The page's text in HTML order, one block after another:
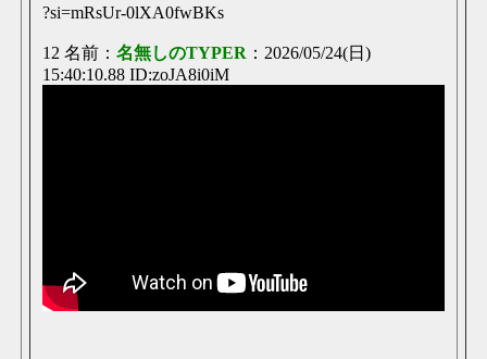
?si=mRsUr-0lXA0fwBKs
12 名前： 名無しのTYPER ：2026/05/24(日)
15:40:10.88 ID:zoJA8i0iM